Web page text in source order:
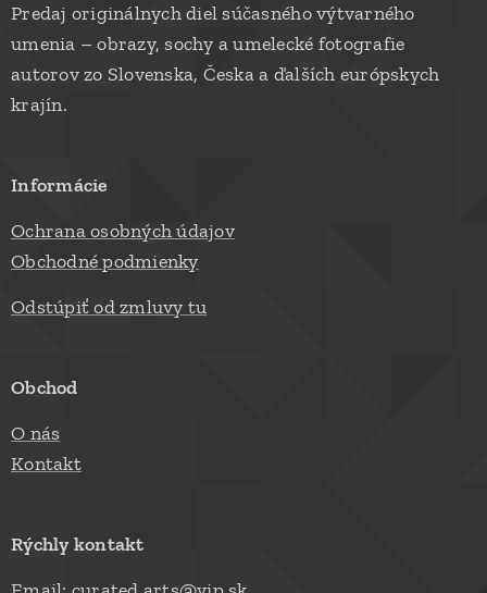
Predaj originálnych diel súčasného výtvarného
umenia – obrazy, sochy a umelecké fotografie
autorov zo Slovenska, Česka a ďalších európskych
krajín.
Informácie
Ochrana osobných údajov
Obchodné podmienky
Odstúpiť od zmluvy tu
Obchod
O nás
Kontakt
Rýchly kontakt